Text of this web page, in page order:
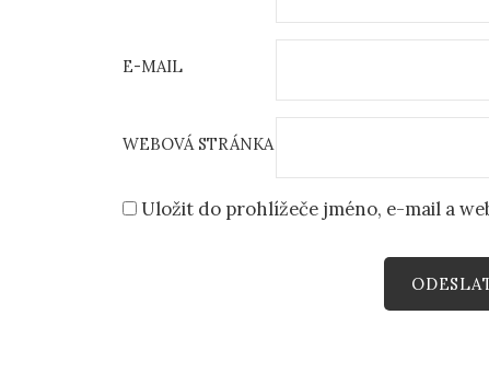
E-MAIL
WEBOVÁ STRÁNKA
Uložit do prohlížeče jméno, e-mail a